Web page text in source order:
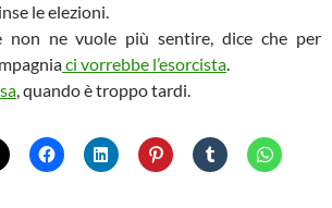
le elezioni.
non ne vuole più sentire, dice che per
ci vorrebbe l’esorcista.
, quando è troppo tardi.